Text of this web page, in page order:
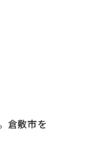
倉敷市を